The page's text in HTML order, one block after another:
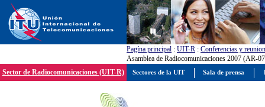
Pagína principal : UIT-R : Conferencias y
Asamblea de Radiocomunicaciones 2007 (AR-
Sector de Radiocomunicaciones (UIT-R)
Sectores de la UIT Sala de prensa